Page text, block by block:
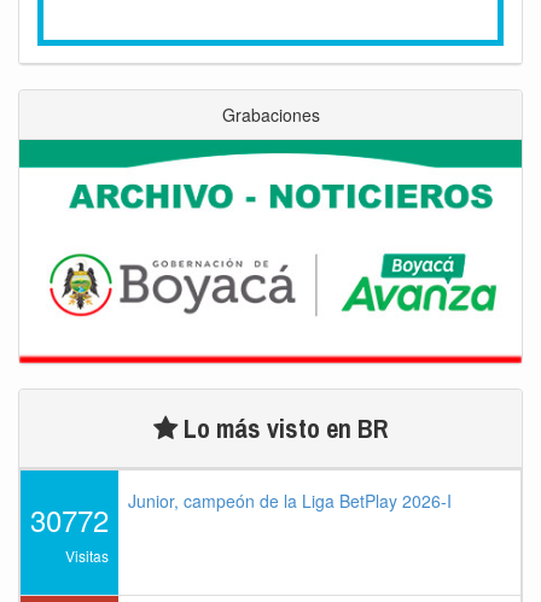
Grabaciones
Lo más visto en BR
30772
Visitas
Junior, campeón de la Liga BetPlay 2026-I